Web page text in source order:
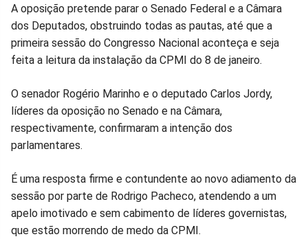
A oposição pretende parar o Senado Federal e a Câmara
dos Deputados, obstruindo todas as pautas, até que a
primeira sessão do Congresso Nacional aconteça e seja
feita a leitura da instalação da CPMI do 8 de janeiro.
O senador Rogério Marinho e o deputado Carlos Jordy,
líderes da oposição no Senado e na Câmara,
respectivamente, confirmaram a intenção dos
parlamentares.
É uma resposta firme e contundente ao novo adiamento da
sessão por parte de Rodrigo Pacheco, atendendo a um
apelo imotivado e sem cabimento de líderes governistas,
que estão morrendo de medo da CPMI.